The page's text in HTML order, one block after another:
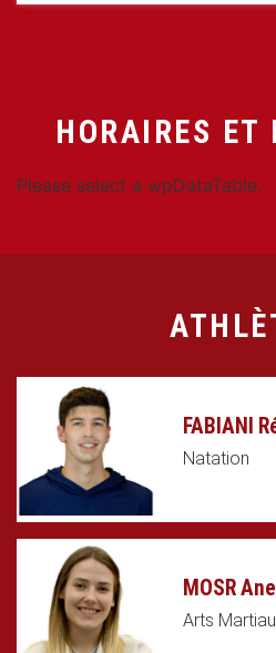
HORAIRES ET
Please select a wpDataTable.
FABIANI
Natation
MOSR
Arts